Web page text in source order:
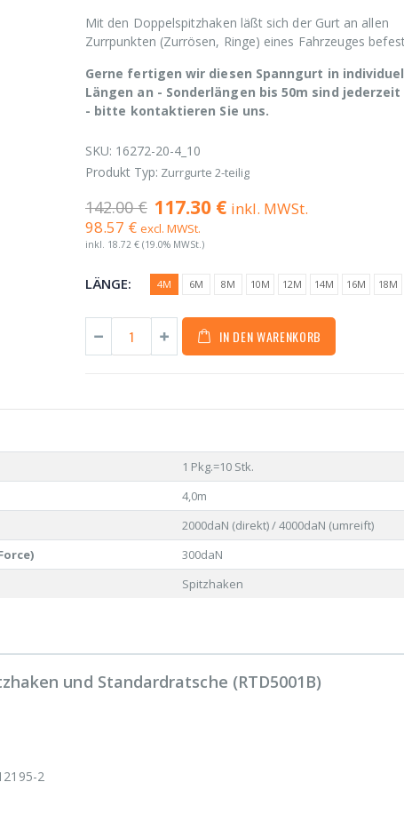
Mit den Doppelspitzhaken läßt sich der Gurt an allen
Zurrpunkten (Zurrösen, Ringe) eines Fahrzeuges
Gerne fertigen wir diesen Spanngurt in
Längen an - Sonderlängen bis 50m sind
- bitte kontaktieren Sie uns.
SKU: 16272-20-4_10
Produkt Typ: Zurrgurte 2-teilig
142.00 € 117.30 € inkl. MWSt.
98.57 € excl. MWSt.
inkl. 18.72 € (19.0% MWSt.)
LÄNGE: 4M 6M 8M 10M 12M 14M 16M 18M
IN DEN WARENKORB
1 Pkg.=10 Stk.
4,0m
2000daN (direkt) / 4000daN (umreift)
300daN
Spitzhaken
und Standardratsche (RTD5001B)
2